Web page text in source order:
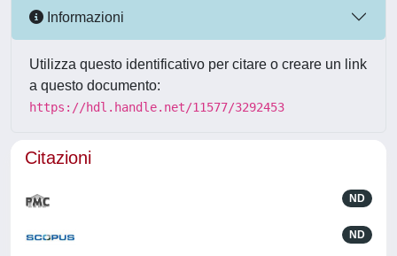
Informazioni
Utilizza questo identificativo per citare o creare un link
a questo documento:
https://hdl.handle.net/11577/3292453
Citazioni
ND
ND